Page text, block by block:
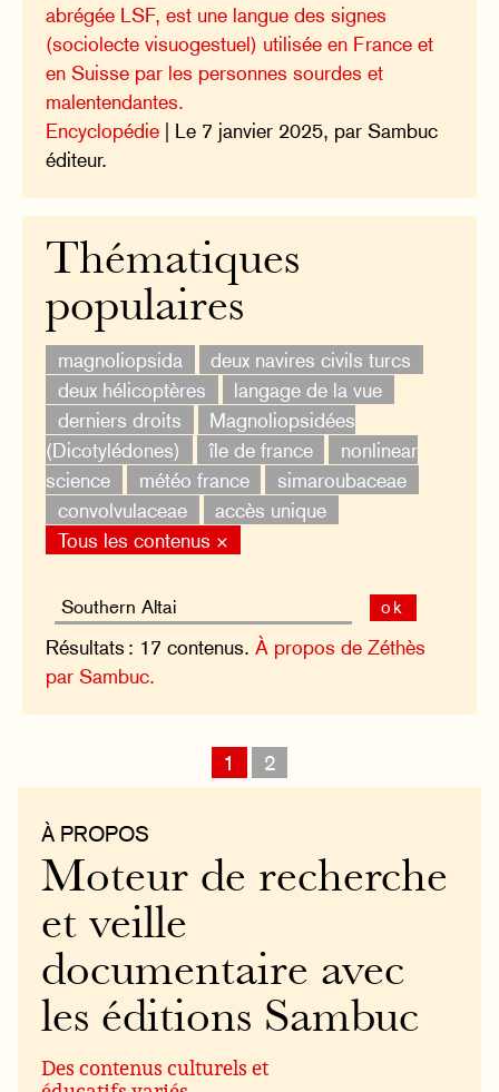
abrégée LSF, est une langue des signes
(sociolecte visuogestuel) utilisée en France et
en Suisse par les personnes sourdes et
malentendantes.
Encyclopédie | Le 7 janvier 2025, par Sambuc
éditeur.
Thématiques
populaires
magnoliopsida
deux navires civils turcs
deux hélicoptères
langage de la vue
derniers droits
Magnoliopsidées
(Dicotylédones)
île de france
nonlinear
science
météo france
simaroubaceae
convolvulaceae
accès unique
Tous les contenus ×
ok
Résultats : 17 contenus.À propos de Zéthès
par Sambuc.
1 2
À PROPOS
Moteur de recherche
et veille
documentaire avec
les éditions Sambuc
Des contenus culturels et